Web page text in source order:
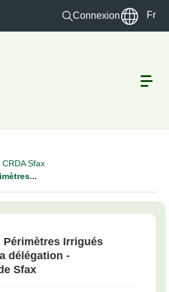
Connexion Fr
CRDA Sfax
Irrigués
délégation -
Sfax